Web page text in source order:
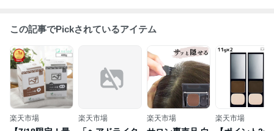
この記事でPickされているアイテム
楽天市場 楽天市場 楽天市場 楽天市場